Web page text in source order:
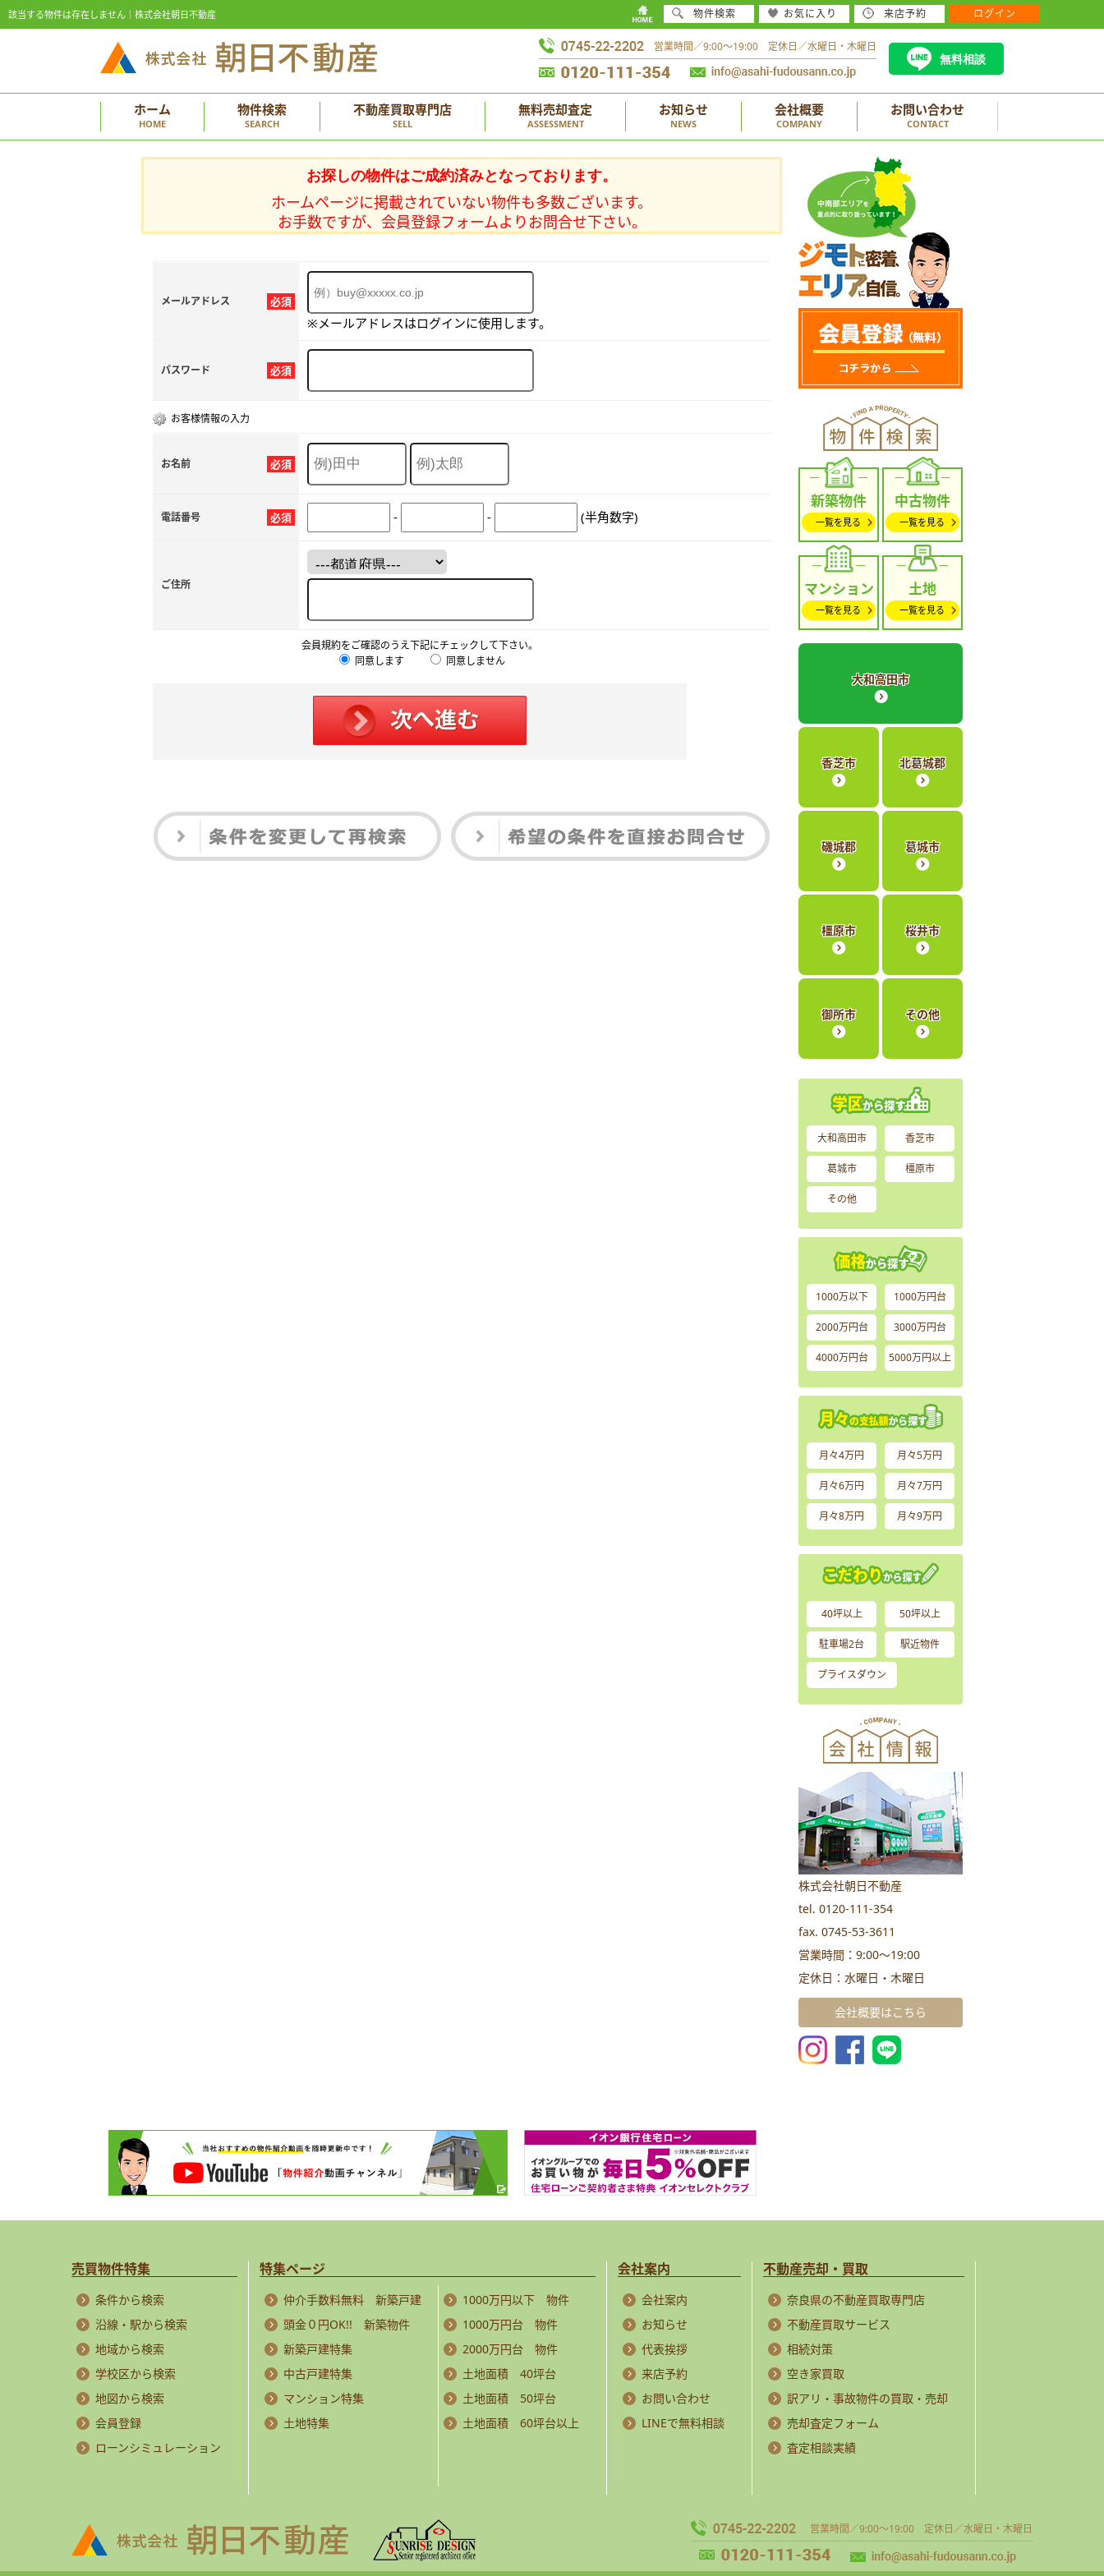
該当する物件は存在しません｜株式会社朝日不動産
営業時間／9:00～19:00 定休日／水曜日・木曜日
無料相談
ホーム
HOME
物件検索
SEARCH
不動産買取専門店
SELL
無料売却査定
ASSESSMENT
お知らせ
NEWS
会社概要
COMPANY
お問い合わせ
CONTACT
お探しの物件はご成約済みとなっております。
ホームページに掲載されていない物件も多数ございます。
お手数ですが、会員登録フォームよりお問合せ下さい。
必須
メールアドレス
※メールアドレスはログインに使用します。
必須
パスワード
お客様情報の入力
必須
お名前
必須
電話番号 - - (半角数字)
ご住所
会員規約をご確認のうえ下記にチェックして下さい。
同意します
同意しません
新築物件
一覧を見る
中古物件
一覧を見る
マンション
一覧を見る
土地
一覧を見る
大和高田市
香芝市 北葛城郡
磯城郡 葛城市
橿原市 桜井市
御所市 その他
大和高田市 香芝市
葛城市 橿原市
その他
1000万以下 1000万円台
2000万円台 3000万円台
4000万円台 5000万円以上
月々4万円 月々5万円
月々6万円 月々7万円
月々8万円 月々9万円
40坪以上 50坪以上
駐車場2台 駅近物件
プライスダウン
株式会社朝日不動産
tel. 0120-111-354
fax. 0745-53-3611
営業時間：9:00～19:00
定休日：水曜日・木曜日
会社概要はこちら
売買物件特集
条件から検索
沿線・駅から検索
地域から検索
学校区から検索
地図から検索
会員登録
ローンシミュレーション
特集ページ
仲介手数料無料 新築戸建
頭金０円OK!! 新築物件
新築戸建特集
中古戸建特集
マンション特集
土地特集
1000万円以下 物件
1000万円台 物件
2000万円台 物件
土地面積 40坪台
土地面積 50坪台
土地面積 60坪台以上
会社案内
会社案内
お知らせ
代表挨拶
来店予約
お問い合わせ
LINEで無料相談
不動産売却・買取
奈良県の不動産買取専門店
不動産買取サービス
相続対策
空き家買取
訳アリ・事故物件の買取・売却
売却査定フォーム
査定相談実績
営業時間／9:00～19:00 定休日／水曜日・木曜日
物件検索 お気に入り 来店予約 ログイン